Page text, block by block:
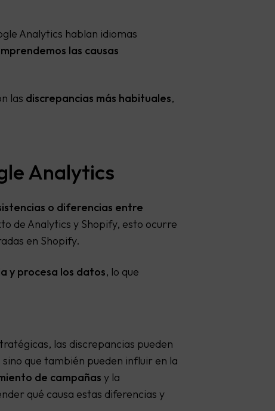
Analytics hablan idiomas
las causas
las discrepancias más habituales,
Analytics
o diferencias entre
de Analytics y Shopify, esto ocurre
en Shopify.
y procesa los datos, lo que
las discrepancias pueden
que también pueden influir en la
de campañas y la
qué causa estas diferencias y